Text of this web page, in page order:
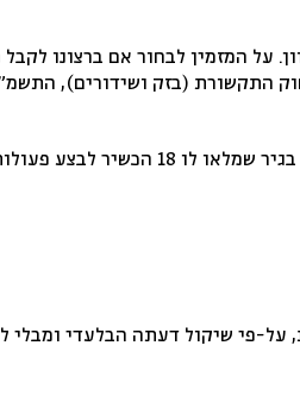
המזמין לבחור אם ברצונו לקבל
כל אדם רשאי להשתמש באתר, לרבות לצורך ביצוע של רכישות
פי שיקול דעתה הבלעדי ומבלי